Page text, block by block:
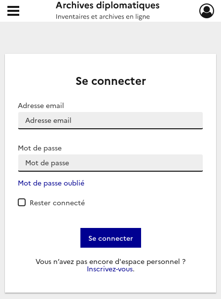
Archives diplomatiques
Ouvrir le menu déroulant
Se connecter
Adresse email
Mot de passe
Mot de passe oublié
Rester connecté
Se connecter
Vous n’avez pas encore d'espace personnel ?
Inscrivez-vous.